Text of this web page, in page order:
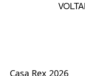
Casa Rex 2026